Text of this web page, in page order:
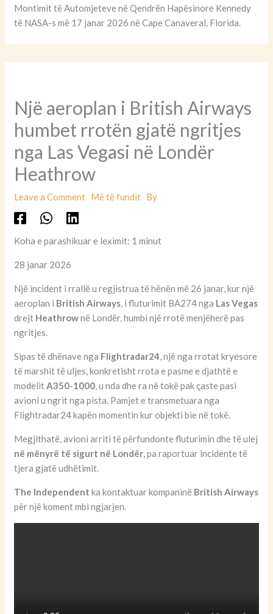
Montimit të Automjeteve në Qendrën Hapësinore Kennedy
të NASA-s më 17 janar 2026 në Cape Canaveral, Florida.
Një aeroplan i British Airways
humbet rrotën gjatë ngritjes
nga Las Vegasi në Londër
Heathrow
Leave a Comment Më të fundit By
Koha e parashikuar e leximit: 1 minut
28 janar 2026
Një incident i rrallë u regjistrua të hënën më 26 janar, kur një
aeroplan i British Airways, i fluturimit BA274 nga Las Vegas
drejt Heathrownë Londër, humbi një rrotë menjëherë pas
ngritjes.
Sipas të dhënave nga Flightradar24, një nga rrotat kryesore
të marshit të uljes, konkretisht rrota e pasme e djathtë e
modelitA350-1000, u nda dhe ra në tokë pak çaste pasi
avioni u ngrit nga pista. Pamjet e transmetuara nga
Flightradar24 kapën momentin kur objekti bie në tokë.
Megjithatë, avioni arriti të përfundonte fluturimin dhe të ulej
në mënyrë të sigurt në Londër, pa raportuar incidente të
tjera gjatë udhëtimit.
The Independent ka kontaktuar kompaninë British Airways
për një koment mbi ngjarjen.